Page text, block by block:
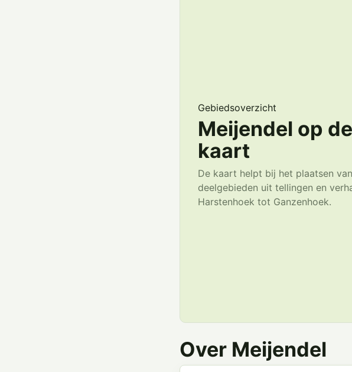
Gebiedsoverzicht
Meijendel op de
kaart
De kaart helpt bij het plaatsen
deelgebieden uit tellingen en
Harstenhoek tot Ganzenhoek.
Over Meijendel